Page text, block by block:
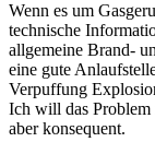
Wenn es um
technische
allgemeine Brand-
eine gute
Verpuffung
Ich will das
aber konsequent.